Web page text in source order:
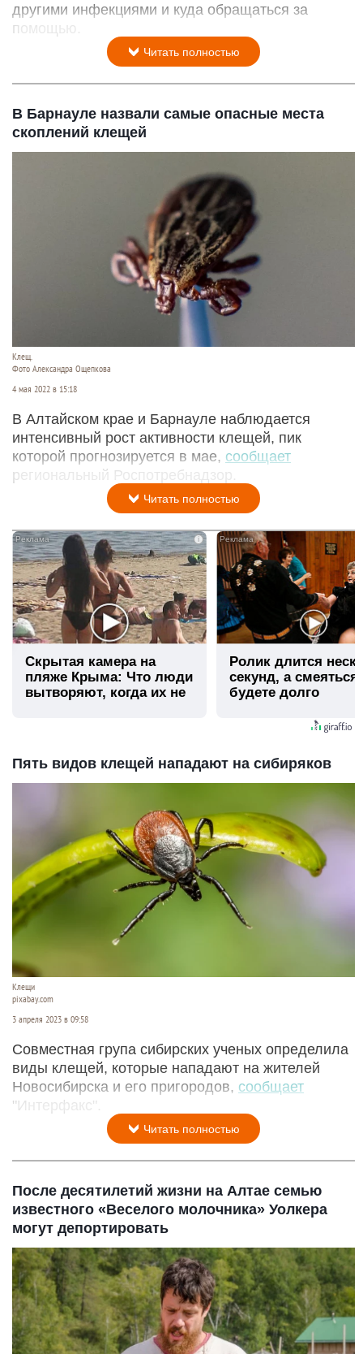
другими инфекциями и куда обращаться за
помощью.
Читать полностью
В Барнауле назвали самые опасные места
скоплений клещей
Клещ.
Фото Александра Ощепкова
4 мая 2022 в 15:18
В Алтайском крае и Барнауле наблюдается
интенсивный рост активности клещей, пик
которой прогнозируется в мае, сообщает
региональный Роспотребнадзор.
Читать полностью
i
Скрытая камера на
пляже Крыма: Что люди
вытворяют, когда их не
Ролик длится
секунд, а
будете долго
Пять видов клещей нападают на сибиряков
Клещи
pixabay.com
3 апреля 2023 в 09:58
Совместная група сибирских ученых определила
виды клещей, которые нападают на жителей
Новосибирска и его пригородов, сообщает
"Интерфакс".
Читать полностью
После десятилетий жизни на Алтае семью
известного «Веселого молочника» Уолкера
могут депортировать